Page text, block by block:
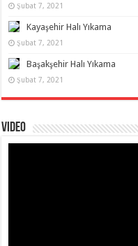
Şubat 7, 2021
Kayaşehir Halı Yıkama
Şubat 7, 2021
Başakşehir Halı Yıkama
Şubat 7, 2021
Video